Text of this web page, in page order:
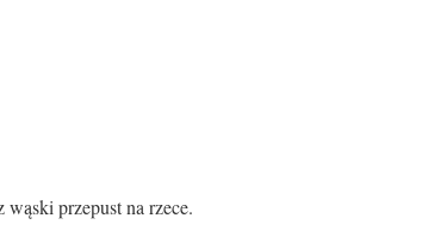
wąski przepust na rzece.